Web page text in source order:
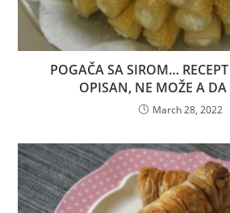
POGAČA SA SIROM…
OPISAN, NE MOŽE A DA
March 28, 2022